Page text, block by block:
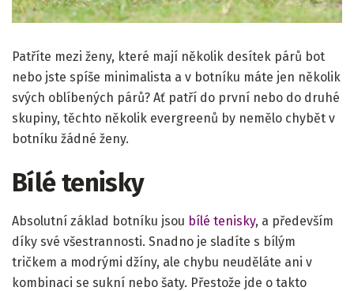
Patříte mezi ženy, které mají několik desítek párů bot
nebo jste spíše minimalista a v botníku máte jen několik
svých oblíbených párů? Ať patří do první nebo do druhé
skupiny, těchto několik evergreenů by nemělo chybět v
botníku žádné ženy.
Bílé tenisky
Absolutní základ botníku jsou bílé tenisky, a především
díky své všestrannosti. Snadno je sladíte s bílým
tričkem a modrými džíny, ale chybu neuděláte ani v
kombinaci se sukní nebo šaty. Přestože jde o takto